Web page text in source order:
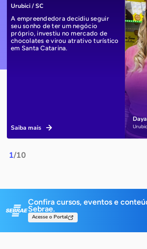
1/10
Urubici / SC
A empreendedora decidiu seguir
seu sonho de ter um negócio
próprio, investiu no mercado de
chocolates e virou atrativo turístico
em Santa Catarina.
Saiba mais
Confira cursos, eventos e
Sebrae.
Acesse o Portal